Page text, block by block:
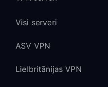
Visi serveri
ASV VPN
Lielbritānijas VPN